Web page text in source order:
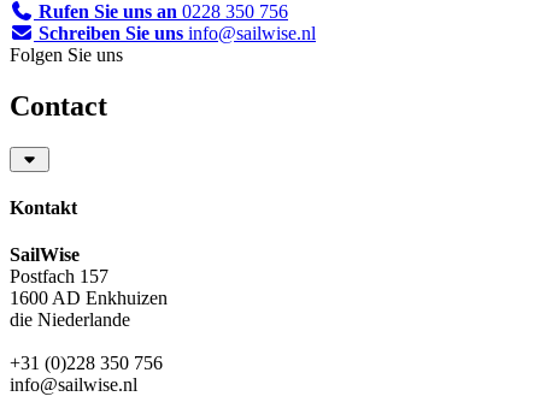
Rufen Sie uns an 0228 350 756
Schreiben Sie uns info@sailwise.nl
Folgen Sie uns
Contact
Kontakt
SailWise
Postfach 157
1600 AD Enkhuizen
die Niederlande
+31 (0)228 350 756
info@sailwise.nl